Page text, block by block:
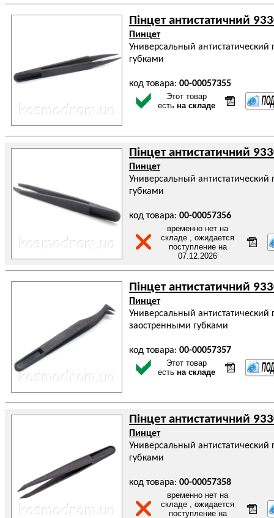
Пінцет антистатичний
Пинцет
Универсальный
губками
код товара: 00-00057355
Этот товар
есть на складе
Пінцет антистатичний
Пинцет
Универсальный
губками
код товара: 00-00057356
временно нет на
складе , ожидается
поступление на
07.12.2026
Пінцет антистатичний
Пинцет
Универсальный
заостренными губками
код товара: 00-00057357
Этот товар
есть на складе
Пінцет антистатичний
Пинцет
Универсальный
губками
код товара: 00-00057358
временно нет на
складе , ожидается
поступление на